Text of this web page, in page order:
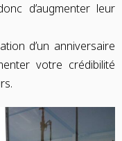
d’augmenter leur
d’un anniversaire
votre crédibilité